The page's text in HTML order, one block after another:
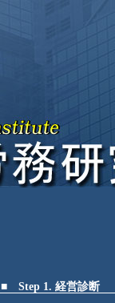
■ Step 1. 経営診断